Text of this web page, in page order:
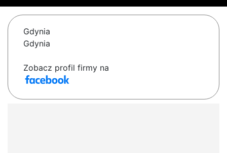
Gdynia
Gdynia
Zobacz profil firmy na